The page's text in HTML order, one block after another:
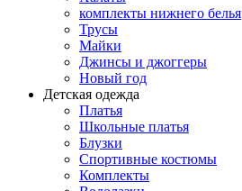
комплекты нижнего белья
Трусы
Майки
Джинсы и джоггеры
Новый год
Детская одежда
Платья
Школьные платья
Блузки
Спортивные костюмы
Комплекты